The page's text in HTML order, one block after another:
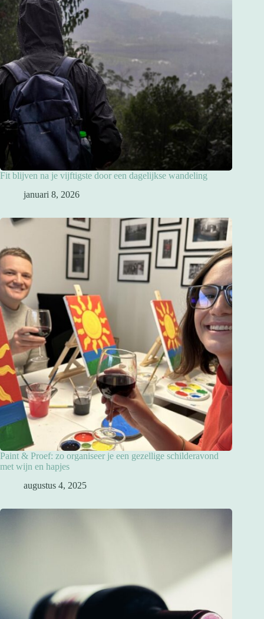
Fit blijven na je vijftigste door een dagelijkse wandeling
januari 8, 2026
Paint & Proef: zo organiseer je een gezellige schilderavond
met wijn en hapjes
augustus 4, 2025